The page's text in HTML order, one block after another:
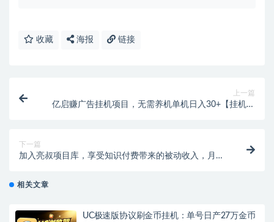
收藏 海报 链接
上一篇
亿启赚广告挂机项目，无需养机单机日入30+【挂机脚
下一篇
加入亮叔项目库，享受知识付费带来的被动收入，月入
相关文章
UC极速版协议刷金币挂机：单号日产27万金币